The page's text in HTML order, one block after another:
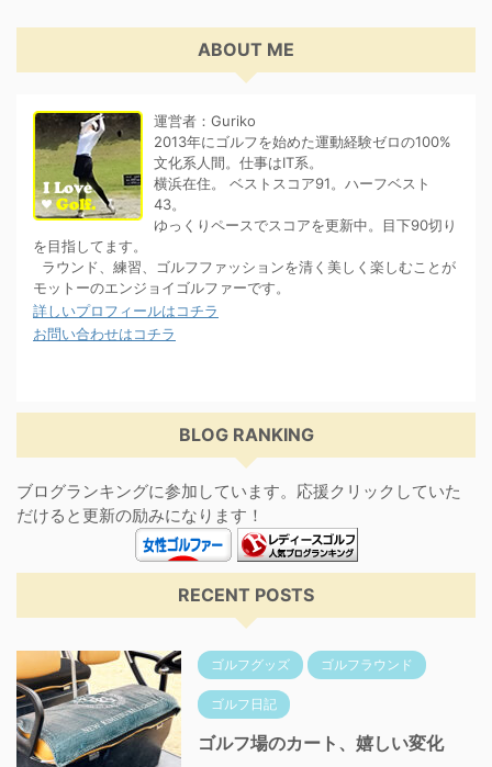
ABOUT ME
運営者：Guriko
2013年にゴルフを始めた運動経験ゼロの100%
文化系人間。仕事はIT系。
横浜在住。 ベストスコア91。ハーフベスト
43。
ゆっくりペースでスコアを更新中。目下90切り
を目指してます。
ラウンド、練習、ゴルフファッションを清く美しく楽しむことが
モットーのエンジョイゴルファーです。
詳しいプロフィールはコチラ
お問い合わせはコチラ
BLOG RANKING
ブログランキングに参加しています。応援クリックしていた
だけると更新の励みになります！
RECENT POSTS
ゴルフグッズ ゴルフラウンド
ゴルフ日記
ゴルフ場のカート、嬉しい変化